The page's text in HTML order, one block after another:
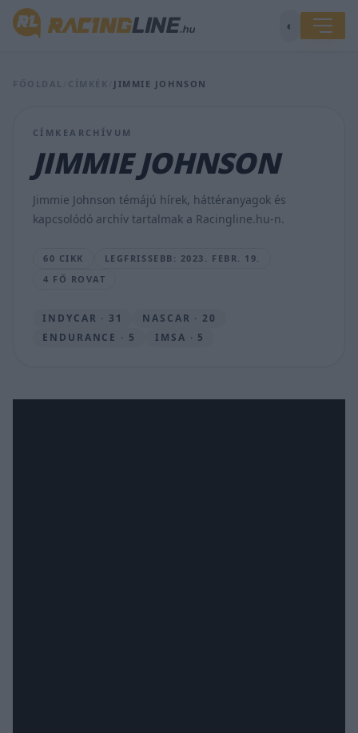
◐
FŐOLDAL CÍMKÉK JIMMIE JOHNSON
CÍMKEARCHÍVUM
JIMMIE JOHNSON
Jimmie Johnson témájú hírek, háttéranyagok és
kapcsolódó archív tartalmak a Racingline.hu-n.
60 CIKK
LEGFRISSEBB: 2023. FEBR. 19.
4 FŐ ROVAT
INDYCAR · 31
NASCAR · 20
ENDURANCE · 5
IMSA · 5
néz
NASCAR
autója,
amellyel
Le
Mansban
indulnak
VÁMOSI
19.